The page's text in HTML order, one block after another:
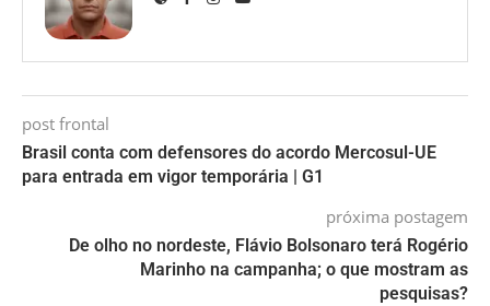
post frontal
Brasil conta com defensores do acordo Mercosul-UE
para entrada em vigor temporária | G1
próxima postagem
De olho no nordeste, Flávio Bolsonaro terá Rogério
Marinho na campanha; o que mostram as
pesquisas?